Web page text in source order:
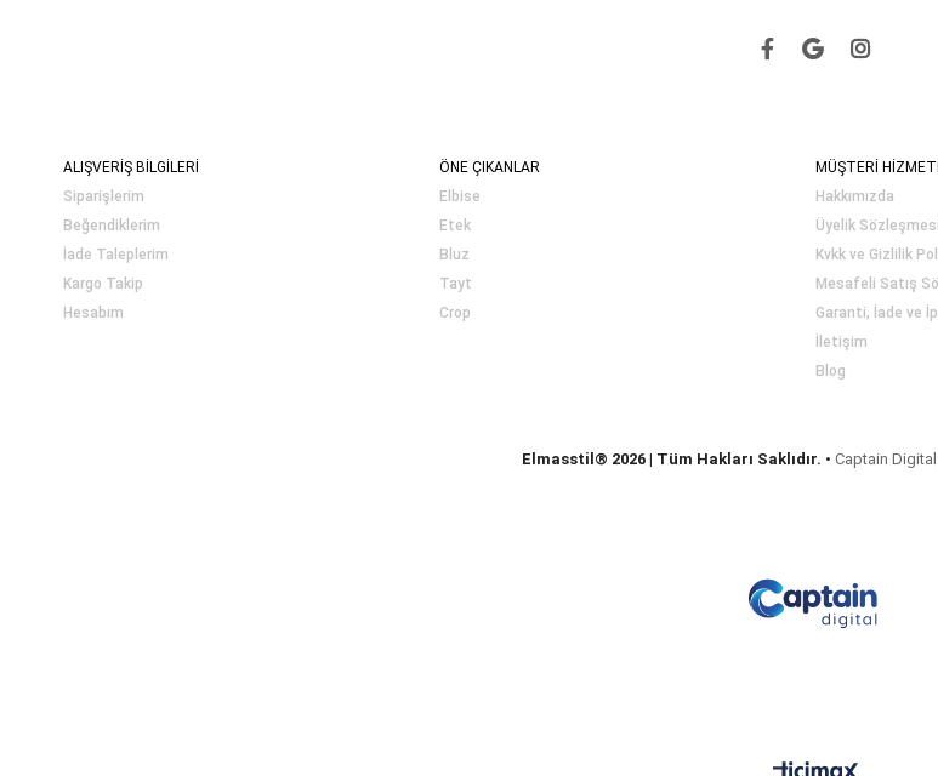
ALIŞVERİŞ BİLGİLERİ
Siparişlerim
Beğendiklerim
İade Taleplerim
Kargo Takip
Hesabım
ÖNE ÇIKANLAR
Elbise
Etek
Bluz
Tayt
Crop
MÜŞTERİ
Hakkımızda
Üyelik Sözleşmesi
Kvkk ve Gizlilik
Mesafeli Satış
Garanti, İade ve
İletişim
Blog
Elmasstil® 2026 | Tüm Hakları Saklıdır. • Captain Digital